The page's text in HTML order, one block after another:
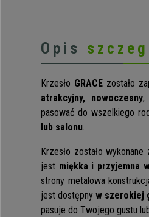
Opis
Krzesło GRACE zostało
atrakcyjny, nowoczesny,
pasować do wszelkiego
lub salonu.
Krzesło zostało
jest miękka i przyjemna
strony metalowa
jest dostępnyw szerokiej
pasuje do Twojego gustu